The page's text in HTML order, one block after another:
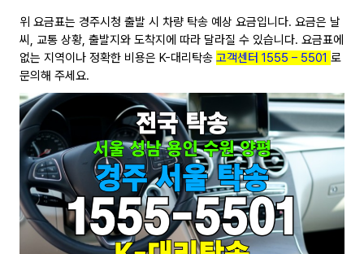
위 요금표는 경주시청 출발 시 차량 탁송 예상 요금입니다. 요금은 날
씨, 교통 상황, 출발지와 도착지에 따라 달라질 수 있습니다. 요금표에
없는 지역이나 정확한 비용은 K-대리탁송 고객센터 1555 – 5501 로
문의해 주세요.